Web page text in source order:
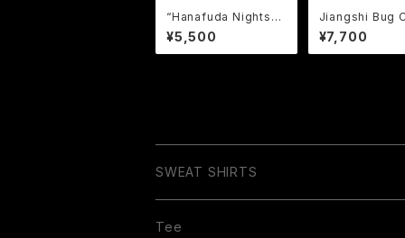
“Hanafuda Nights”
Graphic Tee【-牌-】
鬼危怪會 花札 Tee
Tシャツ / Hanaf
¥5,500
Jiangshi Bug
ng Sleeve Tee
ンシー バグ猫
e】鬼危怪會 Tシ
¥7,700
SWEAT SHIRTS
Tee